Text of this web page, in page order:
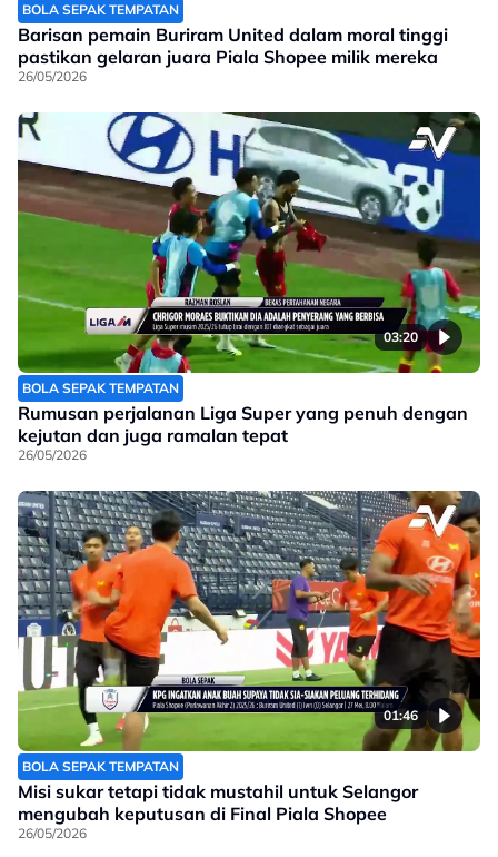
BOLA SEPAK TEMPATAN
Barisan pemain Buriram United dalam moral tinggi
pastikan gelaran juara Piala Shopee milik mereka
26/05/2026
03:20
BOLA SEPAK TEMPATAN
Rumusan perjalanan Liga Super yang penuh dengan
kejutan dan juga ramalan tepat
26/05/2026
01:46
BOLA SEPAK TEMPATAN
Misi sukar tetapi tidak mustahil untuk Selangor
mengubah keputusan di Final Piala Shopee
26/05/2026